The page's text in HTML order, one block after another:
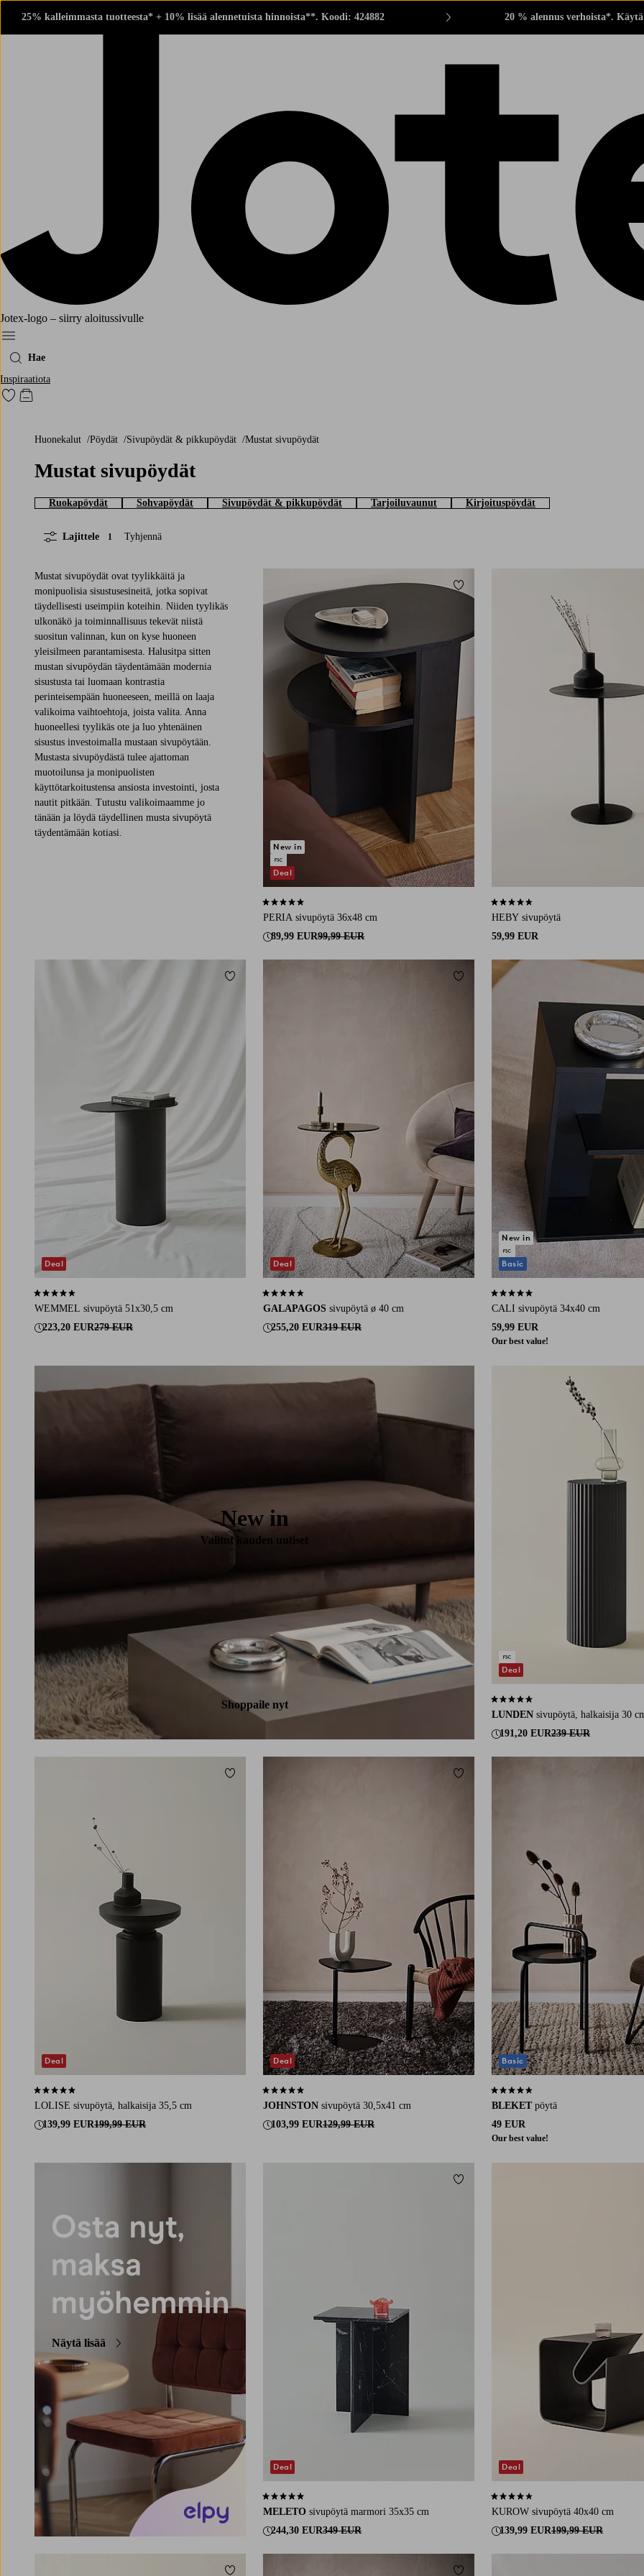
25% kalleimmasta tuotteesta* + 10% lisää alennetuista hinnoista**. Koodi: 424882 20 % alennus verhoista*.
Jotex-logo – siirry aloitussivulle
Menu
Hae
Inspiraatiota
Siirry merkittyihin suosikkituotteisiin
Siirry ostoskoriin
Huonekalut Pöydät Sivupöydät & pikkupöydät Mustat sivupöydät
Mustat sivupöydät
Ruokapöydät Sohvapöydät Sivupöydät & pikkupöydät Tarjoiluvaunut Kirjoituspöydät
Lajittele 1 Tyhjennä
Mustat sivupöydät ovat tyylikkäitä ja
monipuolisia sisustusesineitä, jotka sopivat
täydellisesti useimpiin koteihin. Niiden tyylikäs
ulkonäkö ja toiminnallisuus tekevät niistä
suositun valinnan, kun on kyse huoneen
yleisilmeen parantamisesta. Halusitpa sitten
mustan sivupöydän täydentämään modernia
sisustusta tai luomaan kontrastia
perinteisempään huoneeseen, meillä on laaja
valikoima vaihtoehtoja, joista valita. Anna
huoneellesi tyylikäs ote ja luo yhtenäinen
sisustus investoimalla mustaan sivupöytään.
Mustasta sivupöydästä tulee ajattoman
muotoilunsa ja monipuolisten
käyttötarkoitustensa ansiosta investointi, josta
nautit pitkään. Tutustu valikoimaamme jo
tänään ja löydä täydellinen musta sivupöytä
täydentämään kotiasi.
PERIA sivupöytä 36x48 cm
89,99 EUR99,99 EUR
4,9 perustuen 15 arvosanaan
New in
Deal
Lisää suosikkeihin
HEBY sivupöytä
59,99 EUR
4,7 perustuen 31 arvosanaan
WEMMEL sivupöytä 51x30,5 cm
223,20 EUR279 EUR
4,3 perustuen 3 arvosanaan
Deal
Lisää suosikkeihin
GALAPAGOS sivupöytä ø 40 cm
255,20 EUR319 EUR
4,5 perustuen 51 arvosanaan
Deal
Lisää suosikkeihin
CALI sivupöytä 34x40 cm
59,99 EUR
Our best value!
4,8 perustuen 13 arvosanaan
New in
Basic
New in
Valitut kauden uutiset
Shoppaile nyt
LUNDEN sivupöytä, halkaisija 30
191,20 EUR239 EUR
4,9 perustuen 20 arvosanaan
Deal
LOLISE sivupöytä, halkaisija 35,5 cm
139,99 EUR199,99 EUR
5,0 perustuen 4 arvosanaan
Deal
Lisää suosikkeihin
JOHNSTON sivupöytä 30,5x41 cm
103,99 EUR129,99 EUR
5,0 perustuen 3 arvosanaan
Deal
Lisää suosikkeihin
BLEKET pöytä
49 EUR
Our best value!
4,4 perustuen 10 arvosanaan
Basic
Näytä lisää
MELETO sivupöytä marmori 35x35 cm
244,30 EUR349 EUR
5,0 perustuen 1 arvosanaan
Deal
Lisää suosikkeihin
KUROW sivupöytä 40x40 cm
139,99 EUR199,99 EUR
4,1 perustuen 7 arvosanaan
Deal